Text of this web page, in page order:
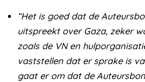
“Het is goed dat de
uitspreekt over Gaza, zeker
zoals de VN en
vaststellen dat er sprake is
gaat er om dat de